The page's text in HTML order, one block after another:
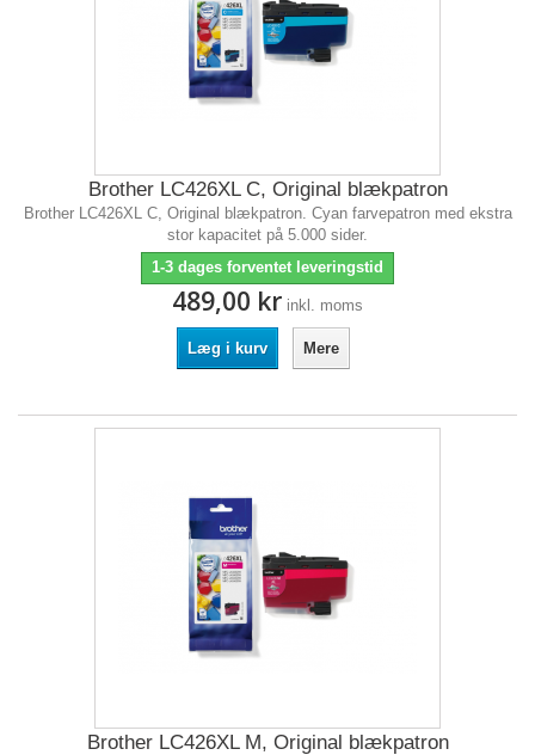
Brother LC426XL C, Original blækpatron
Brother LC426XL C, Original blækpatron. Cyan farvepatron med ekstra
stor kapacitet på 5.000 sider.
1-3 dages forventet leveringstid
489,00 kr inkl. moms
Læg i kurv Mere
Brother LC426XL M, Original blækpatron